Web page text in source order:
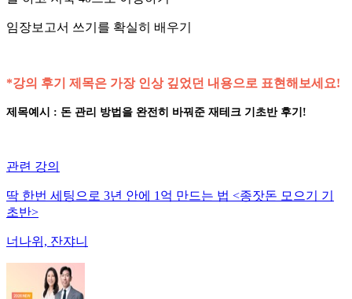
임장보고서 쓰기를 확실히 배우기
*강의 후기 제목은 가장 인상 깊었던 내용으로 표현해보세요!
제목예시 : 돈 관리 방법을 완전히 바꿔준 재테크 기초반 후기!
관련 강의
딱 한번 세팅으로 3년 안에 1억 만드는 법 <종잣돈 모으기 기
초반>
너나위, 잔쟈니